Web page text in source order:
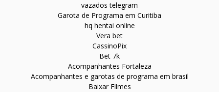
vazados telegram
Garota de Programa em Curitiba
hq hentai online
Vera bet
CassinoPix
Bet 7k
Acompanhantes Fortaleza
Acompanhantes e garotas de programa em brasil
Baixar Filmes